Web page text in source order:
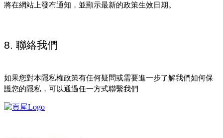
將在網站上發布通知，並顯示最新的政策生效日期。
8. 聯絡我們
如果您對本隱私權政策有任何疑問或需要進一步了解我們如何保
護您的隱私，可以通過任一方式聯繫我們